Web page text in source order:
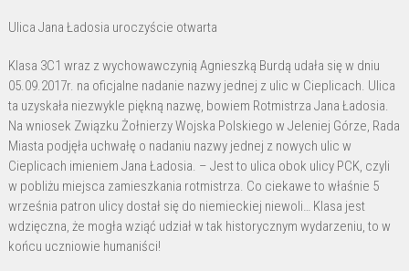
patronem
ulicy
Ulica Jana Ładosia uroczyście otwarta
Klasa 3C1 wraz z wychowawczynią Agnieszką Burdą udała się w dniu
05.09.2017r. na oficjalne nadanie nazwy jednej z ulic w Cieplicach. Ulica
ta uzyskała niezwykle piękną nazwę, bowiem Rotmistrza Jana Ładosia.
Na wniosek Związku Żołnierzy Wojska Polskiego w Jeleniej Górze, Rada
Miasta podjęła uchwałę o nadaniu nazwy jednej z nowych ulic w
Cieplicach imieniem Jana Ładosia. – Jest to ulica obok ulicy PCK, czyli
w pobliżu miejsca zamieszkania rotmistrza. Co ciekawe to właśnie 5
września patron ulicy dostał się do niemieckiej niewoli… Klasa jest
wdzięczna, że mogła wziąć udział w tak historycznym wydarzeniu, to w
końcu uczniowie humaniści!